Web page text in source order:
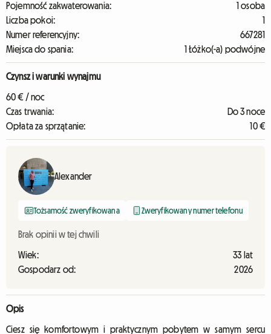
Pojemność zakwaterowania:
1 osoba
Liczba pokoi:
1
Numer referencyjny:
667281
Miejsca do spania:
1 Łóżko(-a) podwójne
Czynsz i warunki wynajmu
60 € / noc
Czas trwania:
Do 3 noce
Opłata za sprzątanie:
10 €
Alexander
Tożsamość zweryfikowana Zweryfikowany numer telefonu
Brak opinii w tej chwili
Wiek:
33 lat
Gospodarz od:
2026
Opis
Ciesz się komfortowym i praktycznym pobytem w samym sercu